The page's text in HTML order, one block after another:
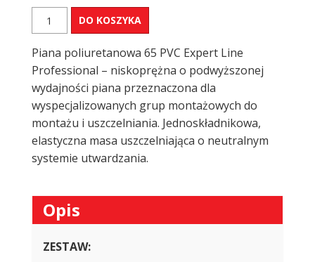
Piana
65
PVC
EXPERT
LINE
Professional/letnia
(12szt.)
+
Silikon
neutralny
LINE/biały
(15
szt.)
DO KOSZYKA
Piana poliuretanowa 65 PVC Expert Line
Professional – niskoprężna o podwyższonej
wydajności piana przeznaczona dla
wyspecjalizowanych grup montażowych do
montażu i uszczelniania. Jednoskładnikowa,
elastyczna masa uszczelniająca o neutralnym
systemie utwardzania.
Opis
ZESTAW: